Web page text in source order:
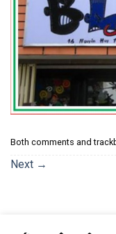
Both comments and
Next →